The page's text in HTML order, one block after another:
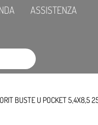
ASSISTENZA
BUSTE U POCKET 5,4X8,5